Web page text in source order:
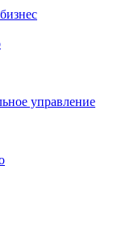
управление